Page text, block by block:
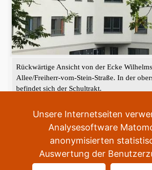
Rückwärtige Ansicht von der Ecke
Allee/Freiherr-vom-Stein-Straße. In der
befindet sich der Schultrakt.
Unsere Internetseiten
Analysesoftware
anonymisierten
Auswertung der